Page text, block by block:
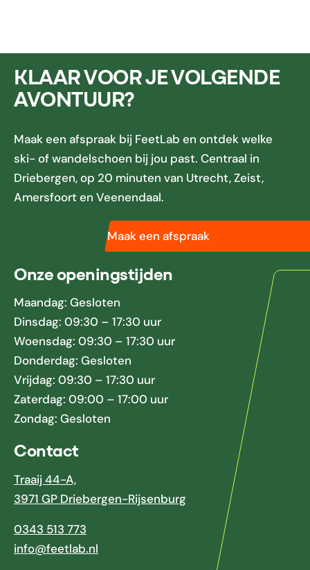
KLAAR VOOR JE VOLGENDE
AVONTUUR?
Maak een afspraak bij FeetLab en ontdek welke
ski- of wandelschoen bij jou past. Centraal in
Driebergen, op 20 minuten van Utrecht, Zeist,
Amersfoort en Veenendaal.
Maak een afspraak
Onze openingstijden
Maandag: Gesloten
Dinsdag: 09:30 – 17:30 uur
Woensdag: 09:30 – 17:30 uur
Donderdag: Gesloten
Vrijdag: 09:30 – 17:30 uur
Zaterdag: 09:00 – 17:00 uur
Zondag: Gesloten
Contact
Traaij 44-A,
3971 GP Driebergen-Rijsenburg
0343 513 773
info@feetlab.nl